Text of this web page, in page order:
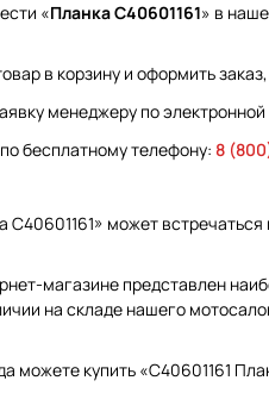
«Планка С40601161» в
в корзину и оформить заказ,
менеджеру по
бесплатному телефону: 8
С40601161» может встречаться
магазине представлен
на складе нашего
можете купить «С40601161